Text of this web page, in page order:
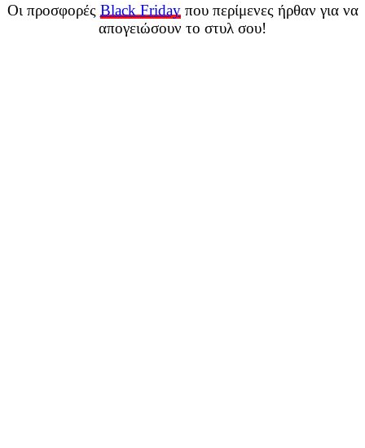
Οι προσφορές Black Fridayπου περίμενες ήρθαν για να
απογειώσουν το στυλ σου!